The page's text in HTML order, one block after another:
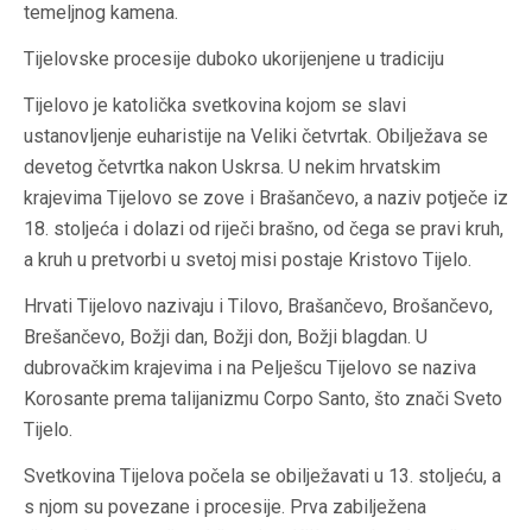
temeljnog kamena.
Tijelovske procesije duboko ukorijenjene u tradiciju
Tijelovo je katolička svetkovina kojom se slavi
ustanovljenje euharistije na Veliki četvrtak. Obilježava se
devetog četvrtka nakon Uskrsa. U nekim hrvatskim
krajevima Tijelovo se zove i Brašančevo, a naziv potječe iz
18. stoljeća i dolazi od riječi brašno, od čega se pravi kruh,
a kruh u pretvorbi u svetoj misi postaje Kristovo Tijelo.
Hrvati Tijelovo nazivaju i Tilovo, Brašančevo, Brošančevo,
Brešančevo, Božji dan, Božji don, Božji blagdan. U
dubrovačkim krajevima i na Pelješcu Tijelovo se naziva
Korosante prema talijanizmu Corpo Santo, što znači Sveto
Tijelo.
Svetkovina Tijelova počela se obilježavati u 13. stoljeću, a
s njom su povezane i procesije. Prva zabilježena